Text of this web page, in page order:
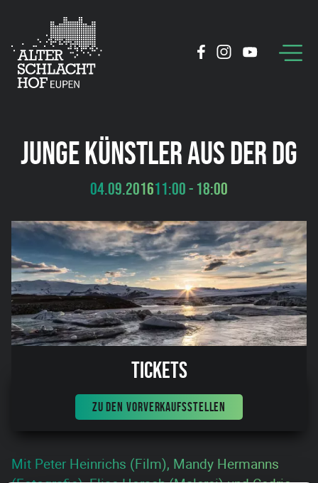
JUNGE KÜNSTLER AUS DER DG
04.09.201611:00 - 18:00
Tickets
ZU DEN VORVERKAUFSSTELLEN
Mit Peter Heinrichs (Film), Mandy Hermanns